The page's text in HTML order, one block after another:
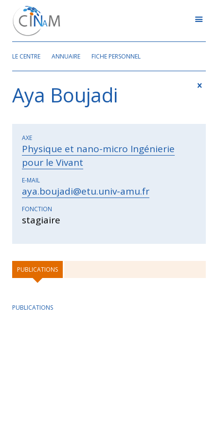
LE CENTRE ANNUAIRE FICHE PERSONNEL
Aya Boujadi
AXE
Physique et nano-micro Ingénierie
pour le Vivant
E-MAIL
aya.boujadi@etu.univ-amu.fr
FONCTION
stagiaire
PUBLICATIONS
PUBLICATIONS